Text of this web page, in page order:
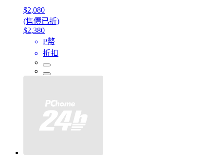
$2,080
(售價已折)
$2,380
P幣
折扣